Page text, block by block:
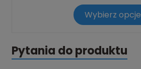
Wybierz opcje
Pytania do produktu